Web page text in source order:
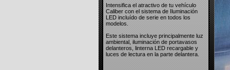
Intensifica el atractivo de tu vehículo
Caliber con el sistema de Iluminación
LED incluído de serie en todos los
modelos.
Este sistema incluye principalmente luz
ambiental, iluminación de portavasos
delanteros, linterna LED recargable y
luces de lectura en la parte delantera.